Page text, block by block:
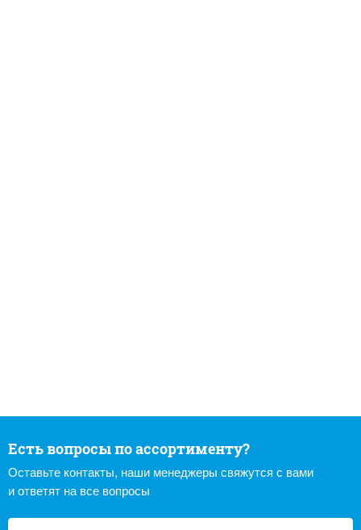
Есть вопросы по ассортименту?
Оставьте контакты, наши менеджеры свяжутся с вами
и ответят на все вопросы